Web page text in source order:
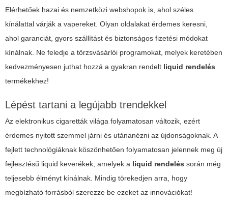
Elérhetőek hazai és nemzetközi webshopok is, ahol széles
kínálattal várják a vapereket. Olyan oldalakat érdemes keresni,
ahol garanciát, gyors szállítást és biztonságos fizetési módokat
kínálnak. Ne feledje a törzsvásárlói programokat, melyek keretében
kedvezményesen juthat hozzá a gyakran rendelt liquid rendelés
termékekhez!
Lépést tartani a legújabb trendekkel
Az elektronikus cigaretták világa folyamatosan változik, ezért
érdemes nyitott szemmel járni és utánanézni az újdonságoknak. A
fejlett technológiáknak köszönhetően folyamatosan jelennek meg új
fejlesztésű liquid keverékek, amelyek a liquid rendelés során még
teljesebb élményt kínálnak. Mindig törekedjen arra, hogy
megbízható forrásból szerezze be ezeket az innovációkat!